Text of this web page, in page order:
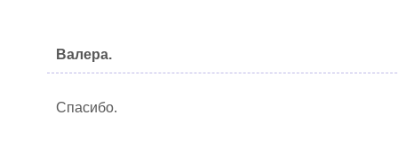
Валера.
Спасибо.